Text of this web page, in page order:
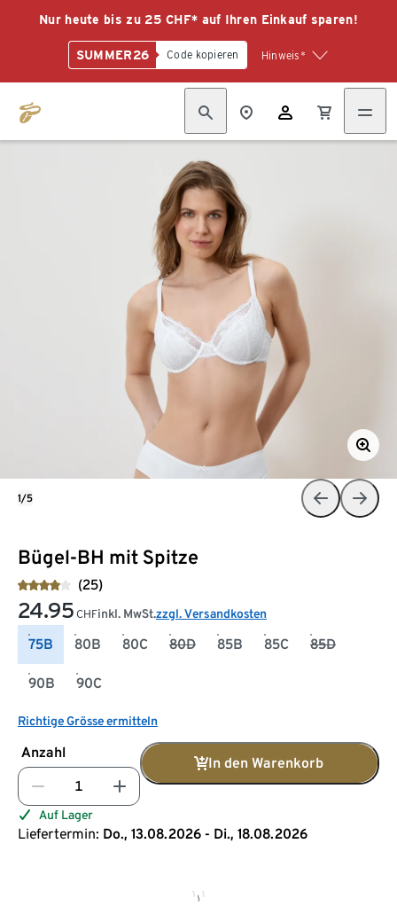
Nur heute bis zu 25 CHF* auf Ihren Einkauf sparen!
SUMMER26 Code kopieren Hinweis*
Bügel-BH mit Spitze
(25)
24.95 CHFinkl. MwSt.zzgl. Versandkosten
75B 80B 80C 80D 85B 85C 85D
90B 90C
Richtige Grösse ermitteln
Anzahl
In den Warenkorb
Auf Lager
Liefertermin: Do., 13.08.2026 - Di., 18.08.2026
1/5